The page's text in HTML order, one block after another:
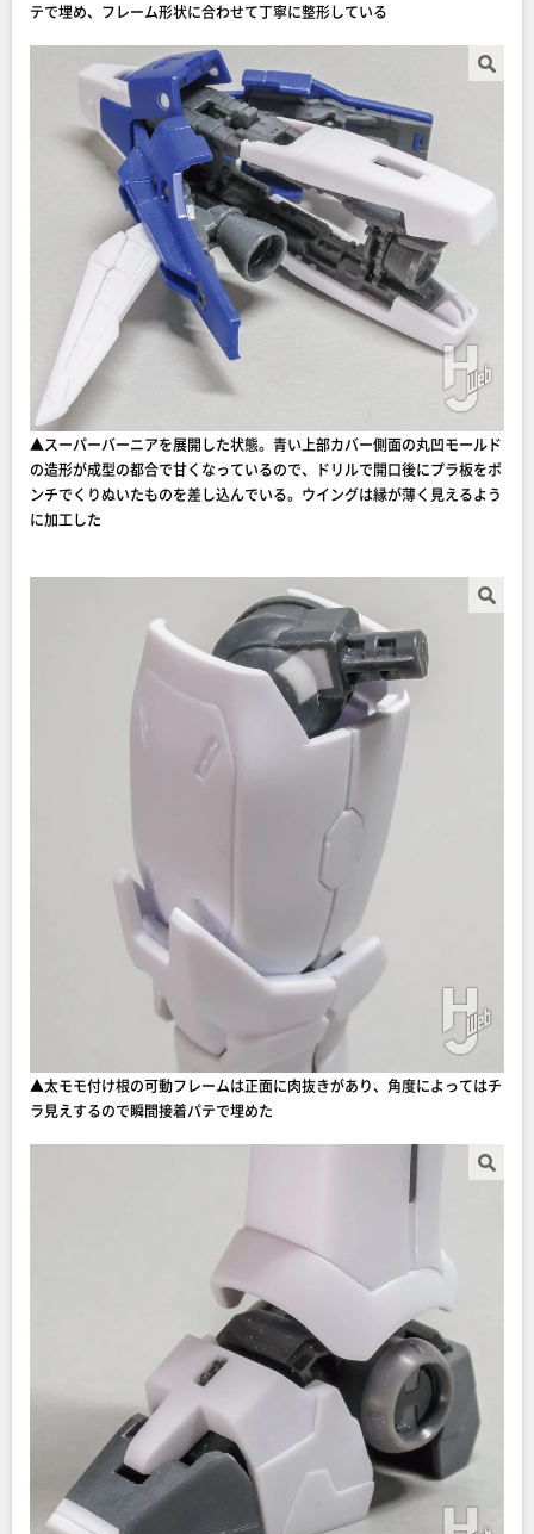
テで埋め、フレーム形状に合わせて丁寧に整形している
▲スーパーバーニアを展開した状態。青い上部カバー側面の丸凹モールド
の造形が成型の都合で甘くなっているので、ドリルで開口後にプラ板をポ
ンチでくりぬいたものを差し込んでいる。ウイングは縁が薄く見えるよう
に加工した
▲太モモ付け根の可動フレームは正面に肉抜きがあり、角度によってはチ
ラ見えするので瞬間接着パテで埋めた